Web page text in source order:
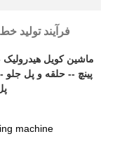
فرآیند تولید
ماشین کویل هیدرولیک
پینچ -- حلقه و پل